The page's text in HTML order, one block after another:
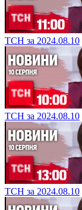
ТСН за 2024.08.10
ТСН за 2024.08.10
ТСН за 2024.08.10